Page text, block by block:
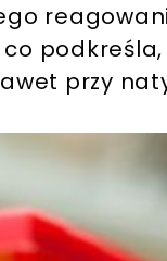
przy